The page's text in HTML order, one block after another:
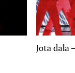
Jota dala